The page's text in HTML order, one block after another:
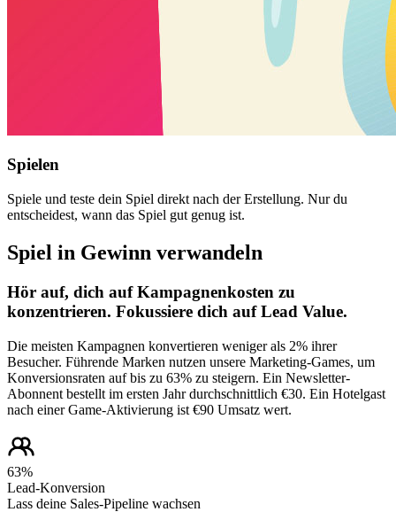
Spielen
Spiele und teste dein Spiel direkt nach der Erstellung. Nur du
entscheidest, wann das Spiel gut genug ist.
Spiel in Gewinn verwandeln
Hör auf, dich auf Kampagnenkosten zu
konzentrieren. Fokussiere dich auf Lead Value.
Die meisten Kampagnen konvertieren weniger als 2% ihrer
Besucher. Führende Marken nutzen unsere Marketing-Games, um
Konversionsraten auf bis zu 63% zu steigern. Ein Newsletter-
Abonnent bestellt im ersten Jahr durchschnittlich €30. Ein Hotelgast
nach einer Game-Aktivierung ist €90 Umsatz wert.
63%
Lead-Konversion
Lass deine Sales-Pipeline wachsen